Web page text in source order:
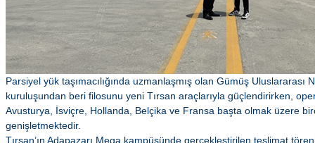
Parsiyel yük taşımacılığında uzmanlaşmış olan Gümüş Uluslararası
kuruluşundan beri filosunu yeni Tırsan araçlarıyla güçlendirirken,
Avusturya, İsviçre, Hollanda, Belçika ve Fransa başta olmak üzere
genişletmektedir.
Tırsan’ın Adapazarı Mega kampüsünde gerçekleştirilen teslimat